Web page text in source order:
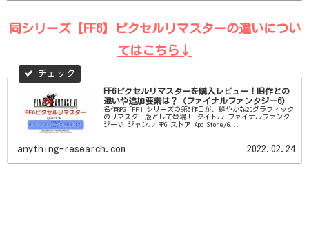
同シリーズ【FF6】ピクセルリマスターの違いについ
てはこちら↓
FF6ピクセルリマスターを購入レビュー！旧作との
違いや追加要素は？（ファイナルファンタジー6）
名作RPG「FF」シリーズの第6作目が、鮮やかな2Dグラフィック
のリマスター版として登場！ タイトル ファイナルファンタ
ジーⅥ ジャンル RPG ストア App Store/G...
anything-research.com 2022.02.24